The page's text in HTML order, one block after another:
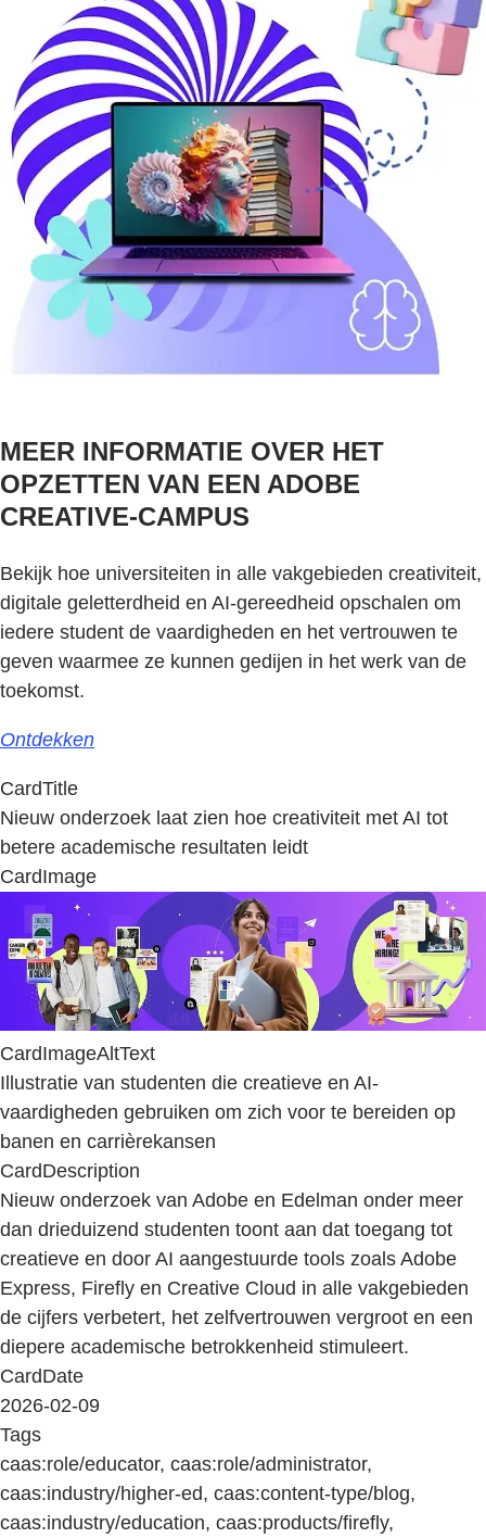
MEER INFORMATIE OVER HET
OPZETTEN VAN EEN ADOBE
CREATIVE-CAMPUS
Bekijk hoe universiteiten in alle vakgebieden creativiteit,
digitale geletterdheid en AI-gereedheid opschalen om
iedere student de vaardigheden en het vertrouwen te
geven waarmee ze kunnen gedijen in het werk van de
toekomst.
Ontdekken
CardTitle
Nieuw onderzoek laat zien hoe creativiteit met AI tot
betere academische resultaten leidt
CardImage
CardImageAltText
Illustratie van studenten die creatieve en AI-
vaardigheden gebruiken om zich voor te bereiden op
banen en carrièrekansen
CardDescription
Nieuw onderzoek van Adobe en Edelman onder meer
dan drieduizend studenten toont aan dat toegang tot
creatieve en door AI aangestuurde tools zoals Adobe
Express, Firefly en Creative Cloud in alle vakgebieden
de cijfers verbetert, het zelfvertrouwen vergroot en een
diepere academische betrokkenheid stimuleert.
CardDate
2026-02-09
Tags
caas:role/educator, caas:role/administrator,
caas:industry/higher-ed, caas:content-type/blog,
caas:industry/education, caas:products/firefly,